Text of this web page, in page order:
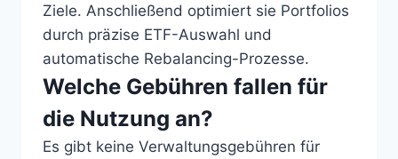
Ziele. Anschließend optimiert sie Portfolios
durch präzise ETF-Auswahl und
automatische Rebalancing-Prozesse.
Welche Gebühren fallen für
die Nutzung an?
Es gibt keine Verwaltungsgebühren für